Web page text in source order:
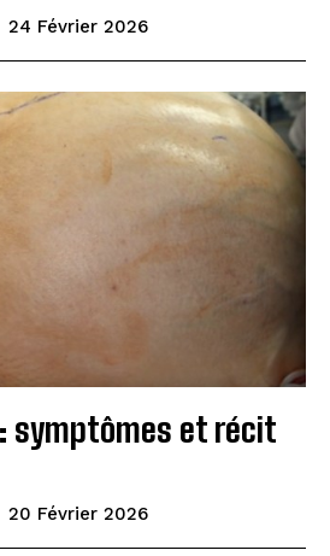
24 Février 2026
symptômes et récit
20 Février 2026